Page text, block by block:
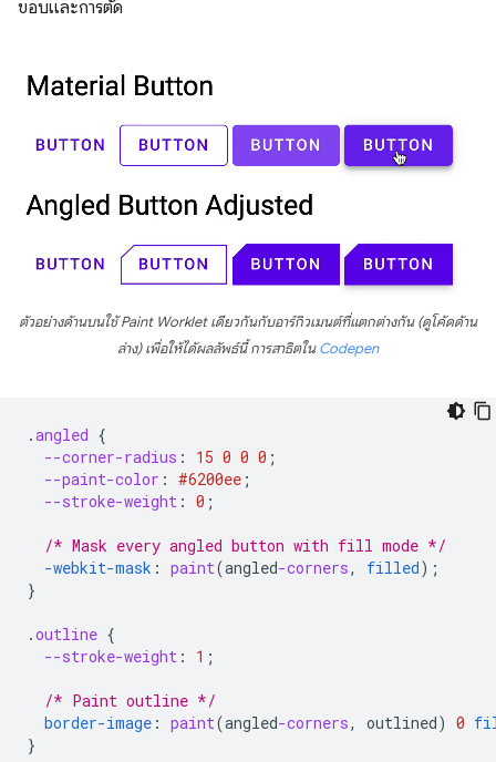
ขอบและการตัด
ตัวอย่างด้านบนใช้ Paint Worklet เดียวกันกับอาร์กิวเมนต์ที่แตกต่างกัน (ดูโค้ดด้าน
ล่าง) เพื่อให้ได้ผลลัพธ์นี้ การสาธิตในCodepen
.angled {
--corner-radius : 15 0 0 0 ;
--paint-color : #6200ee ;
--stroke-weight : 0 ;
/* Mask every angled button with fill mode */
-webkit-mask : paint(angled-corners, filled);
}
.outline {
--stroke-weight : 1 ;
/* Paint outline */
border-image : paint(angled-corners, outlined) 0
}